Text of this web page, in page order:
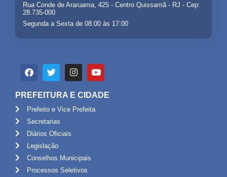
Rua Conde de Araruama, 425 - Centro Quissamã - RJ - Cep:
28.735-000
Segunda a Sexta de 08:00 às 17:00
PREFEITURA E CIDADE
Prefeito e Vice Prefeita
Secretarias
Diários Oficiais
Legislação
Conselhos Municipais
Processos Seletivos